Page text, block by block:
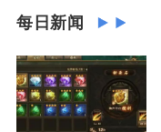
每日新闻